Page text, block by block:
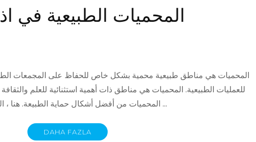
المحميات الطبيعية في
المحميات هي مناطق طبيعية محمية بشكل خاص للحفاظ على المجمعات
للعمليات الطبيعية. المحميات هي مناطق ذات أهمية استثنائية للعلم والثقافة
المحميات من أفضل أشكال حماية الطبيعة. هنا ، المناظر الطبيعية المميزة لمختلف المناطق …
DAHA FAZLA